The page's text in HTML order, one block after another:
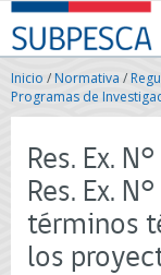
Contenido
principal
SUBPESCA
-
Subsecretaría
de
Pesca
Acuicultura
Gobierno
de
Chile
Inicio /Normativa /
Programas de
Res. Ex.
Res. Ex.
términos
los